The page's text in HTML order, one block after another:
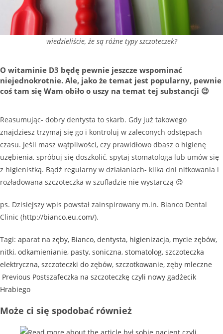
wiedzieliście, że są różne typy szczoteczek?
O witaminie D3 będę pewnie jeszcze wspominać
niejednokrotnie. Ale, jako że temat jest popularny, pewnie
coś tam się Wam obiło o uszy na temat tej substancji 😉
Reasumując- dobry dentysta to skarb. Gdy już takowego
znajdziesz trzymaj się go i kontroluj w zaleconych odstępach
czasu. Jeśli masz wątpliwości, czy prawidłowo dbasz o higienę
uzębienia, spróbuj się doszkolić, spytaj stomatologa lub umów się
z higienistką. Bądź regularny w działaniach- kilka dni nitkowania i
rozładowana szczoteczka w szufladzie nie wystarczą 😉
ps. Dzisiejszy wpis powstał zainspirowany m.in. Bianco Dental
Clinic (http://bianco.eu.com/).
Tagi: aparat na zęby, Bianco, dentysta, higienizacja, mycie zębów,
nitki, odkamienianie, pasty, soniczna, stomatolog, szczoteczka
elektryczna, szczoteczki do zębów, szczotkowanie, zęby mleczne
Previous Postszafeczka na szczoteczkę czyli nowy gadżecik
Hrabiego
Może ci się spodobać również